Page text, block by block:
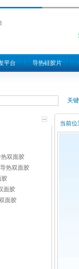
平台 导热硅胶片
关
双面胶
热双面胶
胶
面胶
面胶
当前位